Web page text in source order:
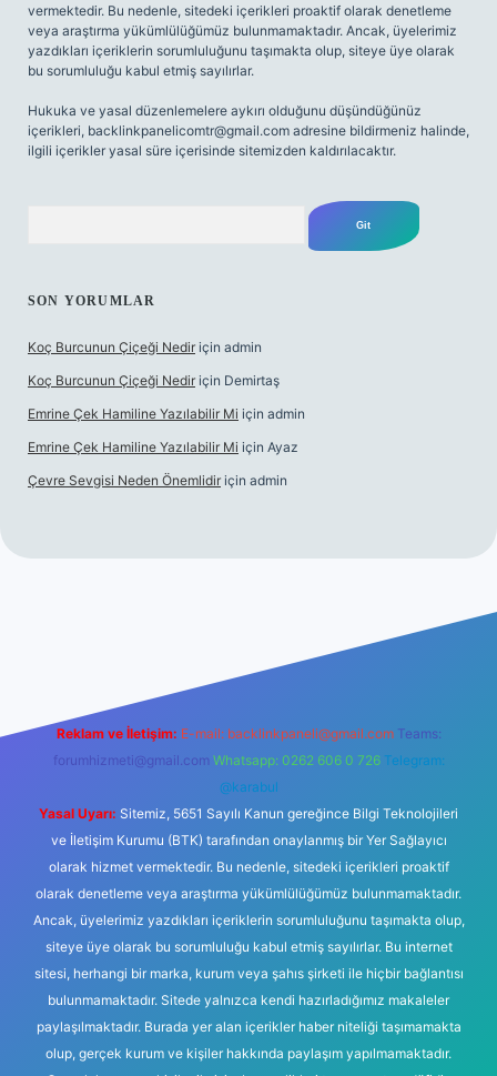
vermektedir. Bu nedenle, sitedeki içerikleri proaktif olarak denetleme
veya araştırma yükümlülüğümüz bulunmamaktadır. Ancak, üyelerimiz
yazdıkları içeriklerin sorumluluğunu taşımakta olup, siteye üye olarak
bu sorumluluğu kabul etmiş sayılırlar.
Hukuka ve yasal düzenlemelere aykırı olduğunu düşündüğünüz
içerikleri, backlinkpanelicomtr@gmail.com adresine bildirmeniz halinde,
ilgili içerikler yasal süre içerisinde sitemizden kaldırılacaktır.
SON YORUMLAR
Koç Burcunun Çiçeği Nedir için admin
Koç Burcunun Çiçeği Nedir için Demirtaş
Emrine Çek Hamiline Yazılabilir Mi için admin
Emrine Çek Hamiline Yazılabilir Mi için Ayaz
Çevre Sevgisi Neden Önemlidir için admin
Reklam ve İletişim: E-mail: backlinkpaneli@gmail.com Teams:
forumhizmeti@gmail.com Whatsapp: 0262 606 0 726 Telegram:
@karabul
Yasal Uyarı: Sitemiz, 5651 Sayılı Kanun gereğince Bilgi Teknolojileri
ve İletişim Kurumu (BTK) tarafından onaylanmış bir Yer Sağlayıcı
olarak hizmet vermektedir. Bu nedenle, sitedeki içerikleri proaktif
olarak denetleme veya araştırma yükümlülüğümüz bulunmamaktadır.
Ancak, üyelerimiz yazdıkları içeriklerin sorumluluğunu taşımakta olup,
siteye üye olarak bu sorumluluğu kabul etmiş sayılırlar. Bu internet
sitesi, herhangi bir marka, kurum veya şahıs şirketi ile hiçbir bağlantısı
bulunmamaktadır. Sitede yalnızca kendi hazırladığımız makaleler
paylaşılmaktadır. Burada yer alan içerikler haber niteliği taşımamakta
olup, gerçek kurum ve kişiler hakkında paylaşım yapılmamaktadır.